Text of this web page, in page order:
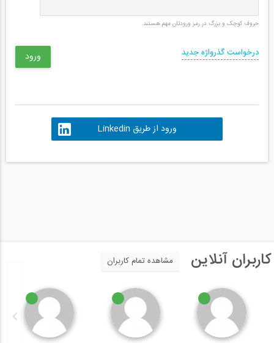
حروف کوچک و بزرگ در رمز ورودتان مهم هستند.
درخواست گذرواژه جدید
ورود از طریق Linkedin
کاربران آنلاین مشاهده تمام کاربران